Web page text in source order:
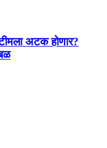
अटक होणार?